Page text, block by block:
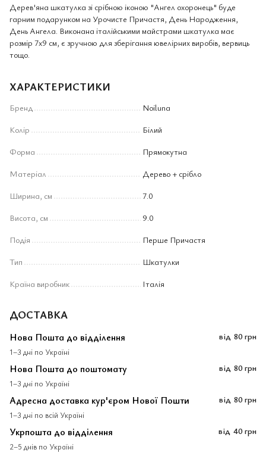
Дерев'яна шкатулка зі срібною іконою "Ангел охоронець" буде
гарним подарунком на Урочисте Причастя, День Народження,
День Ангела. Виконана італійськими майстрами шкатулка має
розмір 7х9 см, є зручною для зберігання ювелірних виробів, вервиць
тощо.
ХАРАКТЕРИСТИКИ
Бренд
Noiluna
Колір
Білий
Форма
Прямокутна
Матеріал
Дерево + срібло
Ширина, см
7.0
Висота, см
9.0
Подія
Перше Причастя
Тип
Шкатулки
Країна виробник
Італія
ДОСТАВКА
Нова Пошта до відділення
1–3 дні по Україні
від 80 грн
Нова Пошта до поштомату
1–3 дні по Україні
від 80 грн
Адресна доставка кур'єром Нової Пошти
1–3 дні по всій Україні
від 80 грн
Укрпошта до відділення
2–5 днів по Україні
від 40 грн